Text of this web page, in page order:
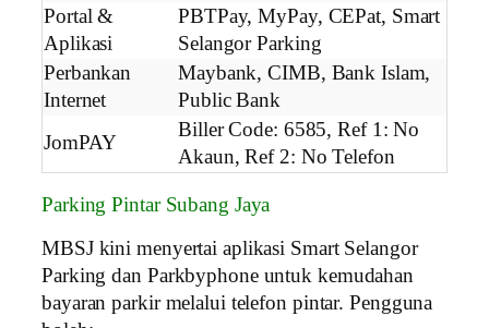
Portal &
Aplikasi
PBTPay, MyPay, CEPat, Smart
Selangor Parking
Perbankan
Internet
Maybank, CIMB, Bank Islam,
Public Bank
JomPAY
Biller Code: 6585, Ref 1: No
Akaun, Ref 2: No Telefon
Parking Pintar Subang Jaya
MBSJ kini menyertai aplikasi Smart Selangor
Parking dan Parkbyphone untuk kemudahan
bayaran parkir melalui telefon pintar. Pengguna